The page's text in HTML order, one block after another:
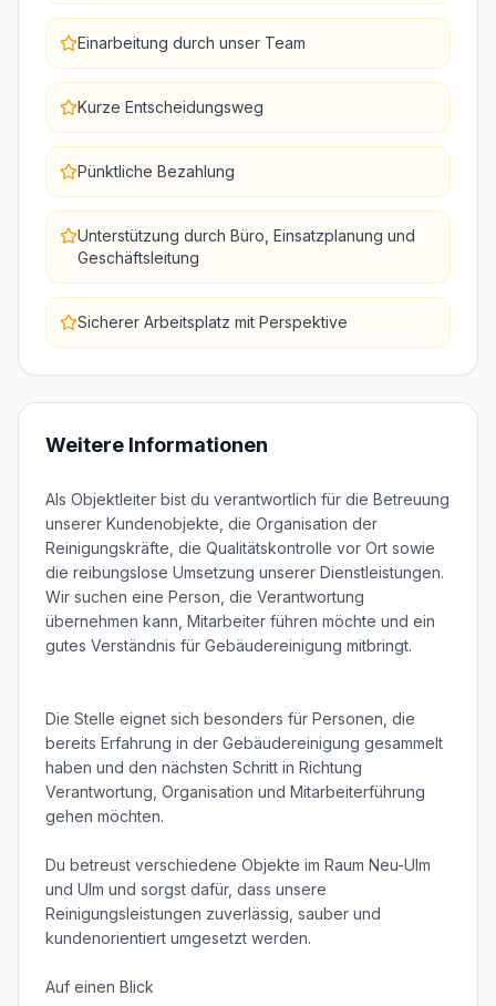
Einarbeitung durch unser Team
Kurze Entscheidungsweg
Pünktliche Bezahlung
Unterstützung durch Büro, Einsatzplanung und
Geschäftsleitung
Sicherer Arbeitsplatz mit Perspektive
Weitere Informationen
Als Objektleiter bist du verantwortlich für die Betreuung
unserer Kundenobjekte, die Organisation der
Reinigungskräfte, die Qualitätskontrolle vor Ort sowie
die reibungslose Umsetzung unserer Dienstleistungen.
Wir suchen eine Person, die Verantwortung
übernehmen kann, Mitarbeiter führen möchte und ein
gutes Verständnis für Gebäudereinigung mitbringt.
Die Stelle eignet sich besonders für Personen, die
bereits Erfahrung in der Gebäudereinigung gesammelt
haben und den nächsten Schritt in Richtung
Verantwortung, Organisation und Mitarbeiterführung
gehen möchten.
Du betreust verschiedene Objekte im Raum Neu-Ulm
und Ulm und sorgst dafür, dass unsere
Reinigungsleistungen zuverlässig, sauber und
kundenorientiert umgesetzt werden.
Auf einen Blick